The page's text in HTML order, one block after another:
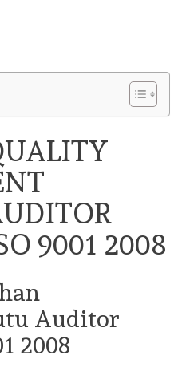
9001 2008
Auditor
2008